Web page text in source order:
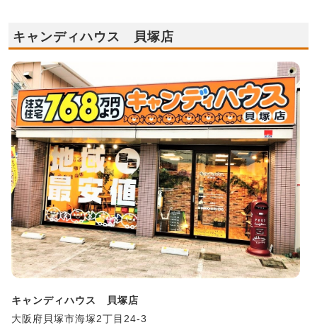
キャンディハウス 貝塚店
キャンディハウス 貝塚店
大阪府貝塚市海塚2丁目24-3